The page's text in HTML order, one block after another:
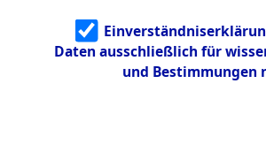
Identifizierun
g
5.3.3
Todesmärsch
Daten ausschließlich für
und Bestimmungen